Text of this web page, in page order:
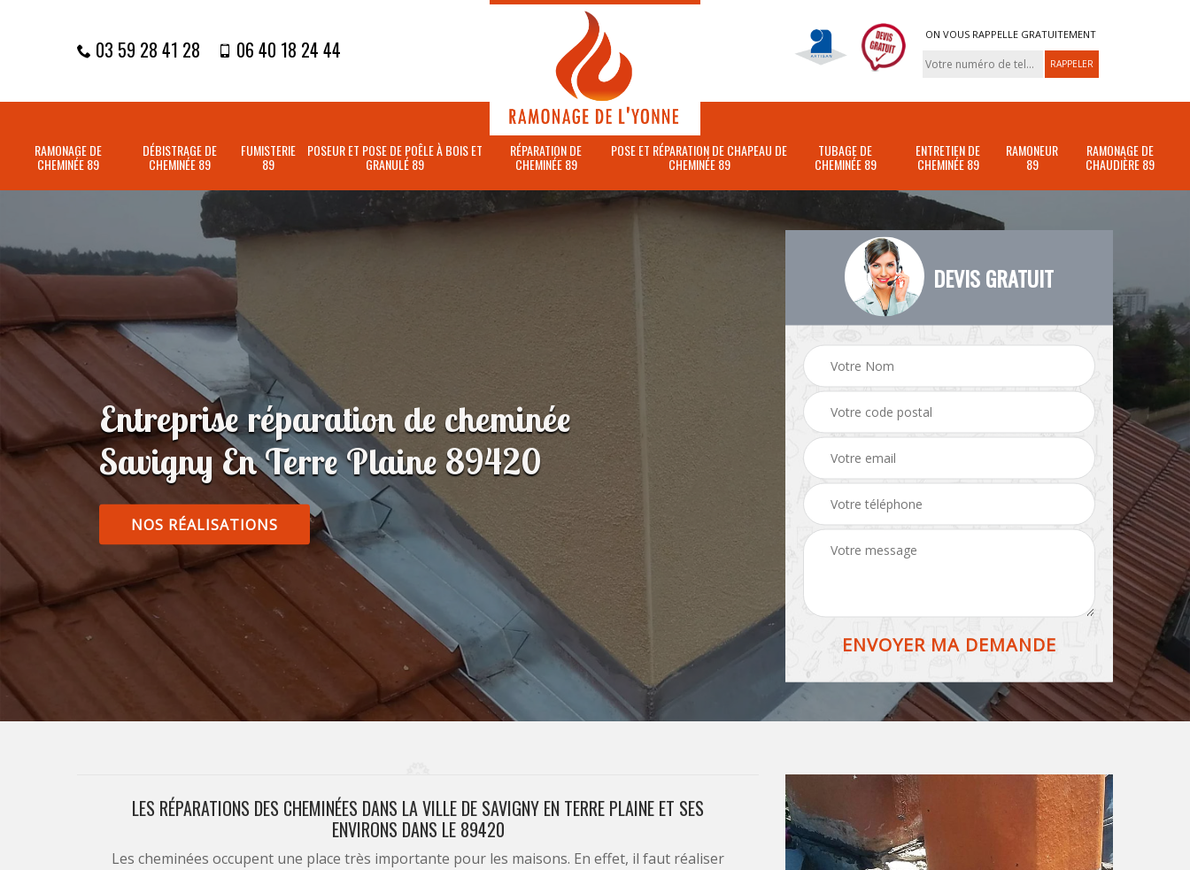
03 59 28 41 28 06 40 18 24 44
ON VOUS RAPPELLE GRATUITEMENT
RAMONAGE DE
CHEMINÉE 89
DÉBISTRAGE DE
CHEMINÉE 89
FUMISTERIE
89
POSEUR ET POSE DE POÊLE À BOIS ET
GRANULÉ 89
RÉPARATION DE
CHEMINÉE 89
POSE ET RÉPARATION DE CHAPEAU DE
CHEMINÉE 89
TUBAGE DE
CHEMINÉE 89
ENTRETIEN DE
CHEMINÉE 89
RAMONEUR
89
RAMONAGE DE
CHAUDIÈRE 89
Entreprise réparation de cheminée
Savigny En Terre Plaine 89420
NOS RÉALISATIONS
DEVIS GRATUIT
LES RÉPARATIONS DES CHEMINÉES DANS LA VILLE DE SAVIGNY EN TERRE PLAINE ET SES
ENVIRONS DANS LE 89420
Les cheminées occupent une place très importante pour les maisons. En effet, il faut réaliser